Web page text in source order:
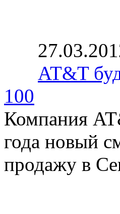
AT&T
100
Компания
года новый
продажу в